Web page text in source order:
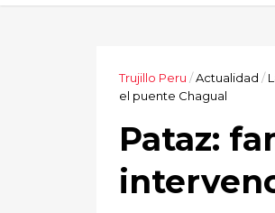
Trujillo Peru /Actualidad /
el puente Chagual
Pataz: